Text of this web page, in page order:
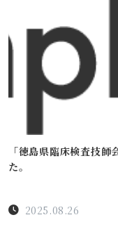
「徳島県臨床検査技
た。
2025.08.26